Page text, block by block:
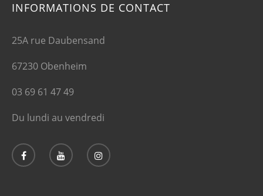
INFORMATIONS DE CONTACT
25A rue Daubensand
67230 Obenheim
03 69 61 47 49
Du lundi au vendredi